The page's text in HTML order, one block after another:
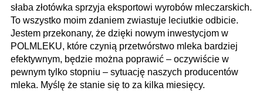
słaba złotówka sprzyja eksportowi wyrobów mleczarskich.
To wszystko moim zdaniem zwiastuje leciutkie odbicie.
Jestem przekonany, że dzięki nowym inwestycjom w
POLMLEKU, które czynią przetwórstwo mleka bardziej
efektywnym, będzie można poprawić – oczywiście w
pewnym tylko stopniu – sytuację naszych producentów
mleka. Myślę że stanie się to za kilka miesięcy.